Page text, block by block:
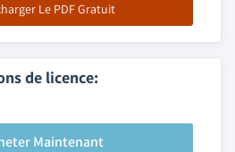
Le PDF Gratuit
de licence:
Maintenant